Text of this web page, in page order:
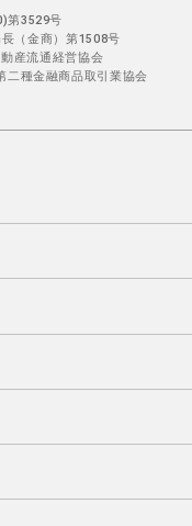
第3529号
（金商）第1508号
産流通経営協会
種金融商品取引業協会